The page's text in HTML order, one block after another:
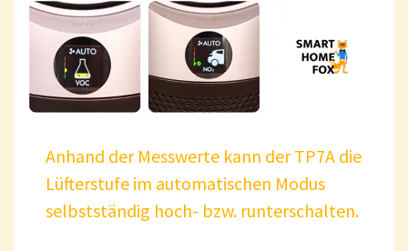
Anhand der Messwerte kann der TP7A die
Lüfterstufe im automatischen Modus
selbstständig hoch- bzw. runterschalten.